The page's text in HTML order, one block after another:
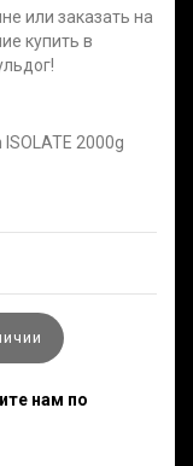
или заказать на
купить в
2000g
нам по